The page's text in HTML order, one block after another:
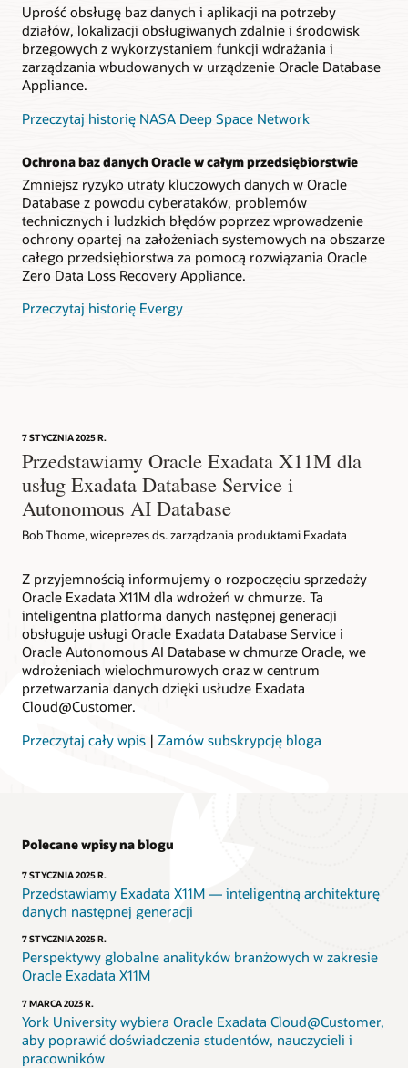
Uprość obsługę baz danych i aplikacji na potrzeby
działów, lokalizacji obsługiwanych zdalnie i środowisk
brzegowych z wykorzystaniem funkcji wdrażania i
zarządzania wbudowanych w urządzenie Oracle Database
Appliance.
Przeczytaj historię NASA Deep Space Network
Ochrona baz danych Oracle w całym przedsiębiorstwie
Zmniejsz ryzyko utraty kluczowych danych w Oracle
Database z powodu cyberataków, problemów
technicznych i ludzkich błędów poprzez wprowadzenie
ochrony opartej na założeniach systemowych na obszarze
całego przedsiębiorstwa za pomocą rozwiązania Oracle
Zero Data Loss Recovery Appliance.
Przeczytaj historię Evergy
7 STYCZNIA 2025 R.
Przedstawiamy Oracle Exadata X11M dla
usług Exadata Database Service i
Autonomous AI Database
Bob Thome, wiceprezes ds. zarządzania produktami Exadata
Z przyjemnością informujemy o rozpoczęciu sprzedaży
Oracle Exadata X11M dla wdrożeń w chmurze. Ta
inteligentna platforma danych następnej generacji
obsługuje usługi Oracle Exadata Database Service i
Oracle Autonomous AI Database w chmurze Oracle, we
wdrożeniach wielochmurowych oraz w centrum
przetwarzania danych dzięki usłudze Exadata
Cloud@Customer.
Przeczytaj cały wpis | Zamów subskrypcję bloga
Polecane wpisy na blogu
7 STYCZNIA 2025 R.
Przedstawiamy Exadata X11M — inteligentną architekturę
danych następnej generacji
7 STYCZNIA 2025 R.
Perspektywy globalne analityków branżowych w zakresie
Oracle Exadata X11M
7 MARCA 2023 R.
York University wybiera Oracle Exadata Cloud@Customer,
aby poprawić doświadczenia studentów, nauczycieli i
pracowników